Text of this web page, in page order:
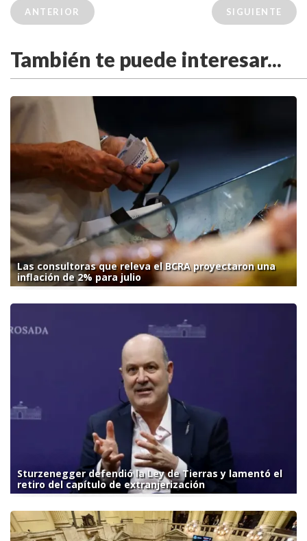
ANTERIOR SIGUIENTE
También te puede interesar...
Las consultoras que releva el BCRA proyectaron una
inflación de 2% para julio
Sturzenegger defendió la Ley de Tierras y lamentó el
retiro del capítulo de extranjerización